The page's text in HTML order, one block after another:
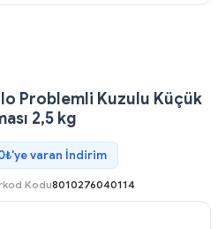
Problemli Kuzulu Küçük
2,5 kg
varan İndirim
Kodu8010276040114